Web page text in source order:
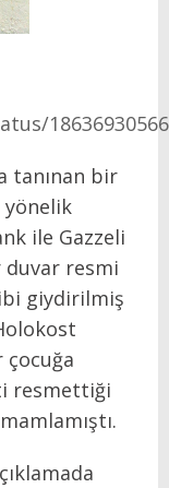
tanınan bir
yönelik
ile Gazzeli
duvar resmi
giydirilmiş
çocuğa
resmettiği